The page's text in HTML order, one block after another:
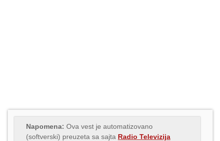
Napomena: Ova vest je automatizovano
(softverski) preuzeta sa sajta Radio Televizija